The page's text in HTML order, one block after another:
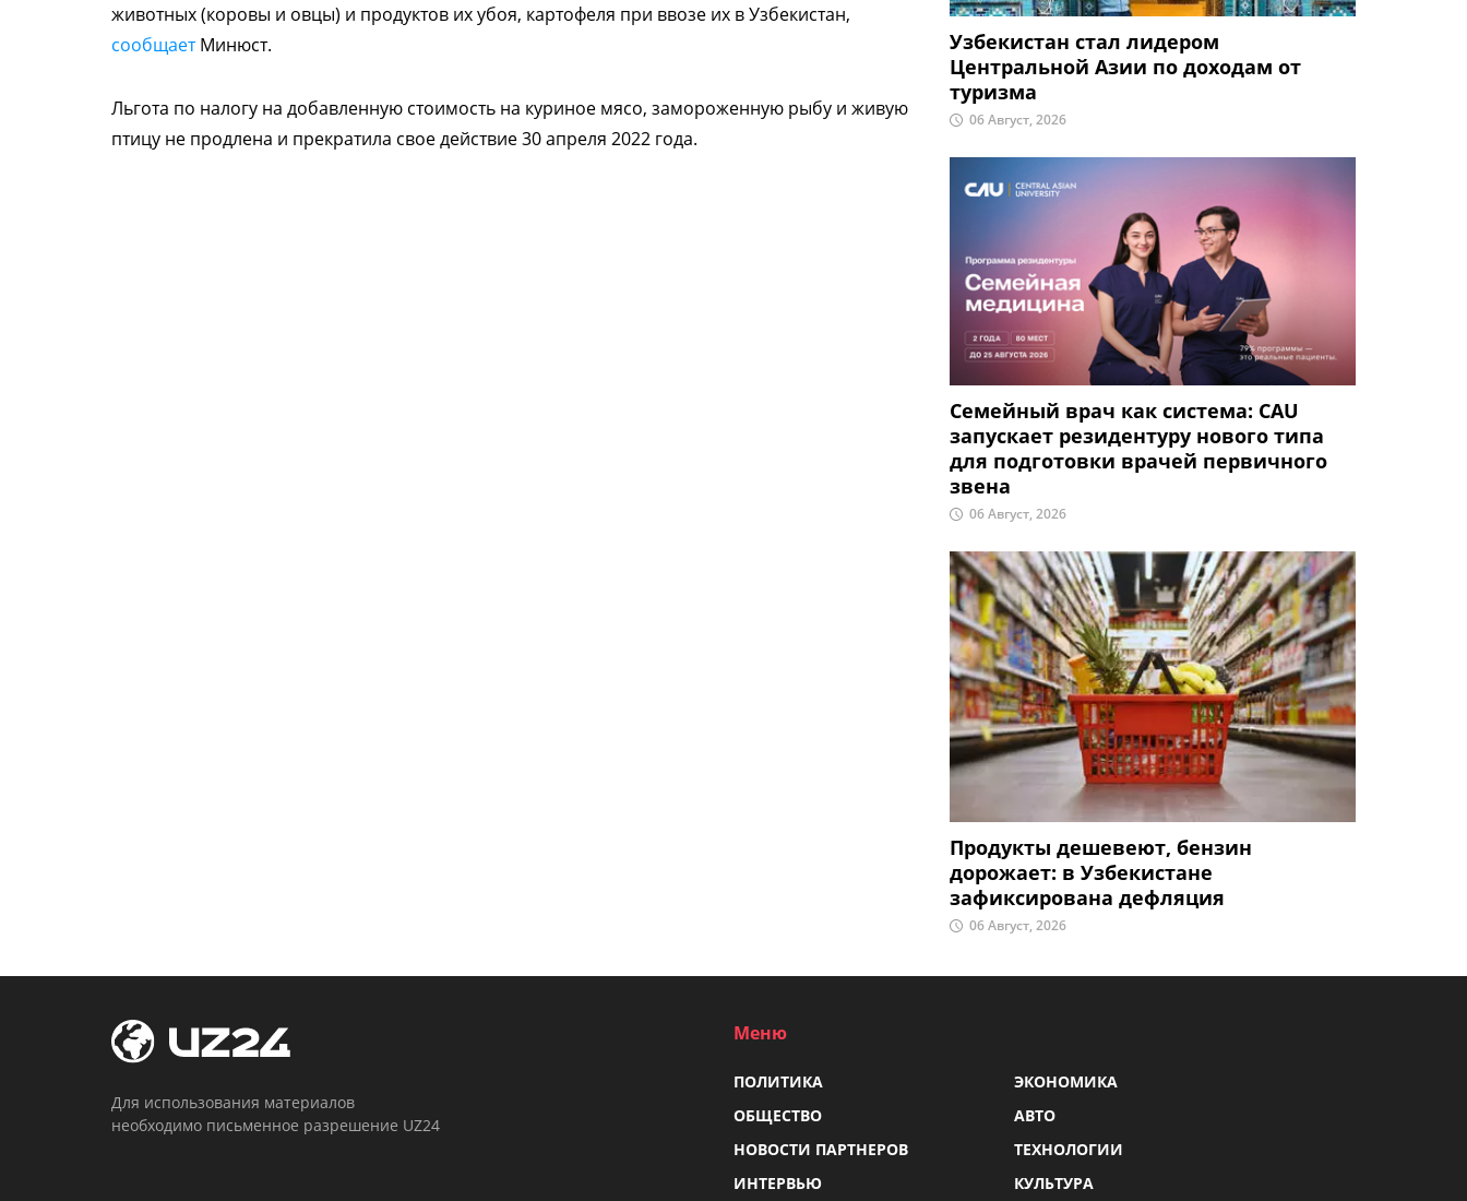
животных (коровы и овцы) и продуктов их убоя, картофеля при ввозе их в Узбекистан,
сообщаетМинюст.
Льгота по налогу на добавленную стоимость на куриное мясо, замороженную рыбу и живую
птицу не продлена и прекратила свое действие 30 апреля 2022 года.
Узбекистан стал лидером
Центральной Азии по доходам от
туризма
06 Август, 2026
Семейный врач как система: CAU
запускает резидентуру нового типа
для подготовки врачей первичного
звена
06 Август, 2026
Продукты дешевеют, бензин
дорожает: в Узбекистане
зафиксирована дефляция
06 Август, 2026
Для использования материалов
необходимо письменное разрешение UZ24
Меню
ПОЛИТИКА
ЭКОНОМИКА
ОБЩЕСТВО
АВТО
НОВОСТИ ПАРТНЕРОВ
ТЕХНОЛОГИИ
ИНТЕРВЬЮ
КУЛЬТУРА